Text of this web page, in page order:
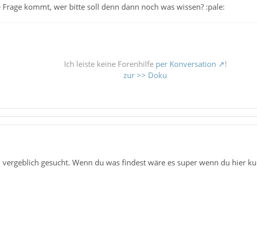
kommt, wer bitte soll denn dann noch was wissen? :pale:
Ich leiste keine Forenhilfe per Konversation
!
zur >> Doku
vergeblich gesucht. Wenn du was findest wäre es super wenn du hier